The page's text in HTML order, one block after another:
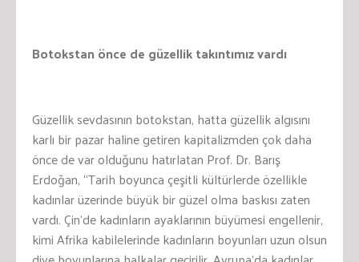
Botokstan önce de güzellik takıntımız vardı
Güzellik sevdasının botokstan, hatta güzellik algısını
karlı bir pazar haline getiren kapitalizmden çok daha
önce de var olduğunu hatırlatan Prof. Dr. Barış
Erdoğan, “Tarih boyunca çeşitli kültürlerde özellikle
kadınlar üzerinde büyük bir güzel olma baskısı zaten
vardı. Çin’de kadınların ayaklarının büyümesi engellenir,
kimi Afrika kabilelerinde kadınların boyunları uzun olsun